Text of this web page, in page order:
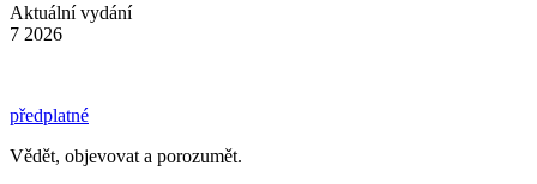
Aktuální vydání
7 2026
předplatné
Vědět, objevovat a porozumět.